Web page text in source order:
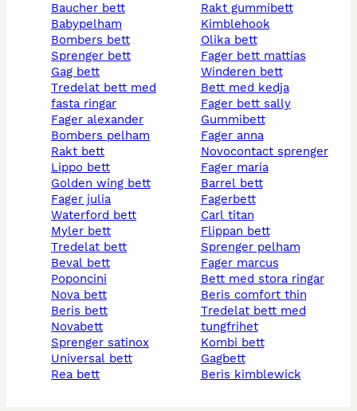
baucher bett
babypelham
bombers bett
sprenger bett
gag bett
tredelat bett med
fasta ringar
fager alexander
bombers pelham
rakt bett
lippo bett
golden wing bett
fager julia
waterford bett
myler bett
tredelat bett
beval bett
poponcini
nova bett
beris bett
novabett
sprenger satinox
universal bett
rea bett
rakt gummibett
kimblehook
olika bett
fager bett mattias
winderen bett
bett med kedja
fager bett sally
gummibett
fager anna
novocontact sprenger
fager maria
barrel bett
fagerbett
carl titan
flippan bett
sprenger pelham
fager marcus
bett med stora ringar
beris comfort thin
tredelat bett med
tungfrihet
kombi bett
gagbett
beris kimblewick